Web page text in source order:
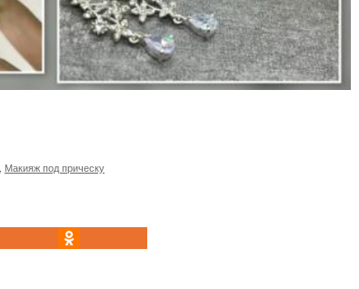
Макияж под прическу